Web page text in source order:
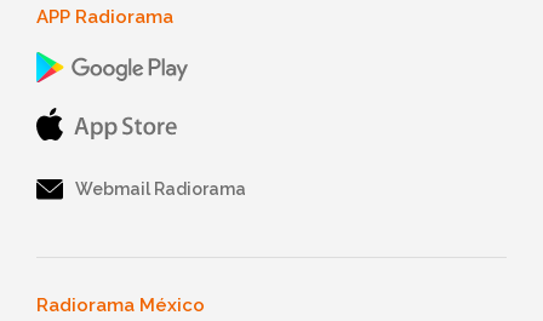
APP Radiorama
Webmail Radiorama
Radiorama México